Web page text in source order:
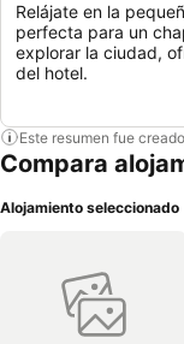
Relájate en la
perfecta para un
explorar la ciudad,
del hotel.
Este resumen fue
Compara
Alojamiento seleccionado